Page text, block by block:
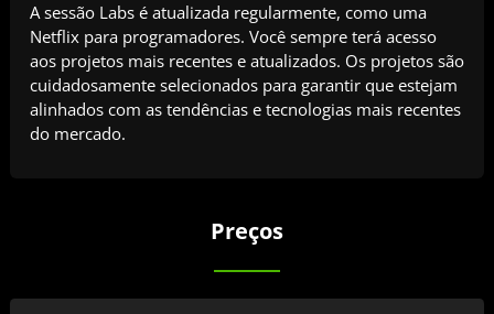
A sessão Labs é atualizada regularmente, como uma
Netflix para programadores. Você sempre terá acesso
aos projetos mais recentes e atualizados. Os projetos são
cuidadosamente selecionados para garantir que estejam
alinhados com as tendências e tecnologias mais recentes
do mercado.
Preços